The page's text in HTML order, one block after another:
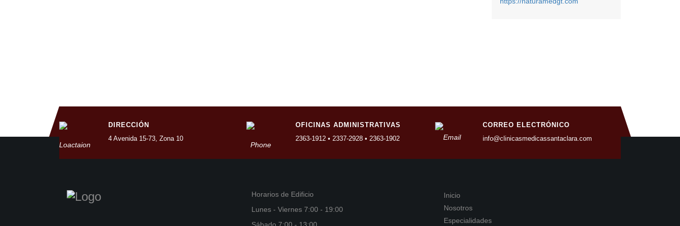
DIRECCIÓN
4 Avenida 15-73, Zona 10
OFICINAS ADMINISTRATIVAS
2363-1912 • 2337-2928 • 2363-1902
CORREO ELECTRÓNICO
info@clinicasmedicassantaclara.com
Horarios de Edificio
Lunes - Viernes 7:00 - 19:00
Inicio
Nosotros
Especialidades